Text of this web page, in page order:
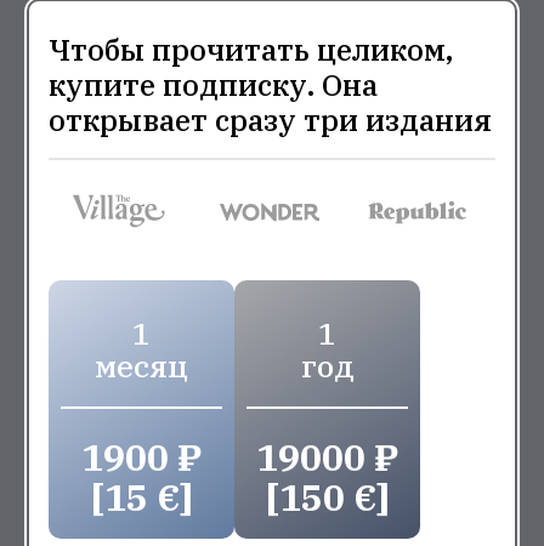
Чтобы прочитать целиком,
купите подписку. Она
открывает сразу три издания
1
месяц
1900 ₽
[15 €]
1
год
19000 ₽
[150 €]